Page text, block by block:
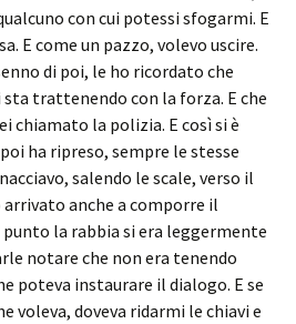
con cui potessi sfogarmi. E
E come un pazzo, volevo uscire.
di poi, le ho ricordato che
trattenendo con la forza. E che
chiamato la polizia. E così si è
ha ripreso, sempre le stesse
salendo le scale, verso il
anche a comporre il
punto la rabbia si era leggermente
notare che non era tenendo
poteva instaurare il dialogo. E se
voleva, doveva ridarmi le chiavi e